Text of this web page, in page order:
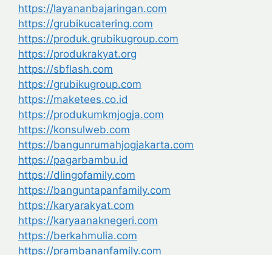
https://layananbajaringan.com
https://grubikucatering.com
https://produk.grubikugroup.com
https://produkrakyat.org
https://sbflash.com
https://grubikugroup.com
https://maketees.co.id
https://produkumkmjogja.com
https://konsulweb.com
https://bangunrumahjogjakarta.com
https://pagarbambu.id
https://dlingofamily.com
https://banguntapanfamily.com
https://karyarakyat.com
https://karyaanaknegeri.com
https://berkahmulia.com
https://prambananfamily.com